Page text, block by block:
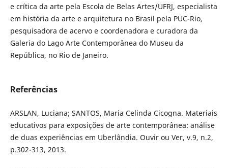
e crítica da arte pela Escola de Belas Artes/UFRJ, especialista
em história da arte e arquitetura no Brasil pela PUC-Rio,
pesquisadora de acervo e coordenadora e curadora da
Galeria do Lago Arte Contemporânea do Museu da
República, no Rio de Janeiro.
Referências
ARSLAN, Luciana; SANTOS, Maria Celinda Cicogna. Materiais
educativos para exposições de arte contemporânea: análise
de duas experiências em Uberlândia. Ouvir ou Ver, v.9, n.2,
p.302-313, 2013.